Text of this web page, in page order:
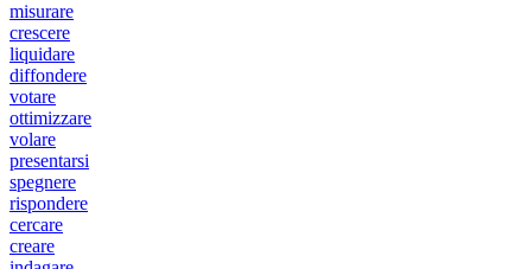
misurare
crescere
liquidare
diffondere
votare
ottimizzare
volare
presentarsi
spegnere
rispondere
cercare
creare